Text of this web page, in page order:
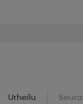
Urheilu